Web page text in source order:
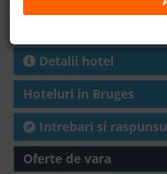
Detalii hotel
Hoteluri in Bruges
Intrebari si
Oferte de vara
+40 376 444 888
LEI EURO